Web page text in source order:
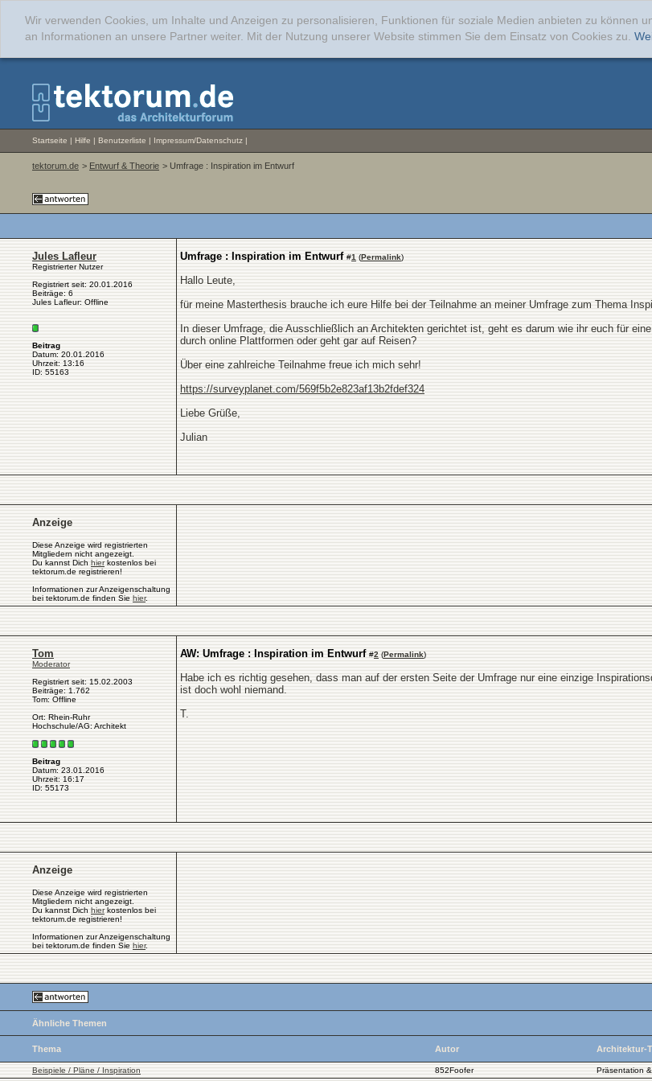
Wir verwenden Cookies, um Inhalte und Anzeigen zu personalisieren, Funktionen für soziale Medien anbieten zu können
an Informationen an unsere Partner weiter. Mit der Nutzung unserer Website stimmen Sie dem Einsatz von Cookies zu.
Startseite | Hilfe | Benutzerliste | Impressum/Datenschutz |
tektorum.de > Entwurf & Theorie > Umfrage : Inspiration im Entwurf
Jules Lafleur
Registrierter Nutzer
Registriert seit: 20.01.2016
Beiträge: 6
Jules Lafleur: Offline
Beitrag
Datum: 20.01.2016
Uhrzeit: 13:16
ID: 55163
Umfrage : Inspiration im Entwurf #1 (Permalink)
Hallo Leute,
für meine Masterthesis brauche ich eure Hilfe bei der Teilnahme an meiner Umfrage zum Thema
In dieser Umfrage, die Ausschließlich an Architekten gerichtet ist, geht es darum wie ihr euch für
durch online Plattformen oder geht gar auf Reisen?
Über eine zahlreiche Teilnahme freue ich mich sehr!
https://surveyplanet.com/569f5b2e823af13b2fdef324
Liebe Grüße,
Julian
Anzeige
Diese Anzeige wird registrierten
Mitgliedern nicht angezeigt.
Du kannst Dich hierkostenlos bei
tektorum.de registrieren!
Informationen zur Anzeigenschaltung
bei tektorum.de finden Sie hier.
Tom
Moderator
Registriert seit: 15.02.2003
Beiträge: 1.762
Tom: Offline
Ort: Rhein-Ruhr
Hochschule/AG: Architekt
Beitrag
Datum: 23.01.2016
Uhrzeit: 16:17
ID: 55173
AW: Umfrage : Inspiration im Entwurf #2 (Permalink)
Habe ich es richtig gesehen, dass man auf der ersten Seite der Umfrage nur eine einzige
ist doch wohl niemand.
T.
Anzeige
Diese Anzeige wird registrierten
Mitgliedern nicht angezeigt.
Du kannst Dich hierkostenlos bei
tektorum.de registrieren!
Informationen zur Anzeigenschaltung
bei tektorum.de finden Sie hier.
Ähnliche Themen
Thema Autor Architektur-
Beispiele / Pläne / Inspiration 852Foofer Präsentation